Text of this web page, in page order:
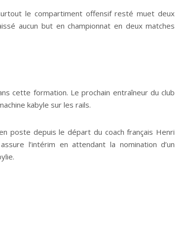
le compartiment offensif resté muet deux
aucun but en championnat en deux matches
cette formation. Le prochain entraîneur du club
kabyle sur les rails.
poste depuis le départ du coach français Henri
l’intérim en attendant la nomination d’un